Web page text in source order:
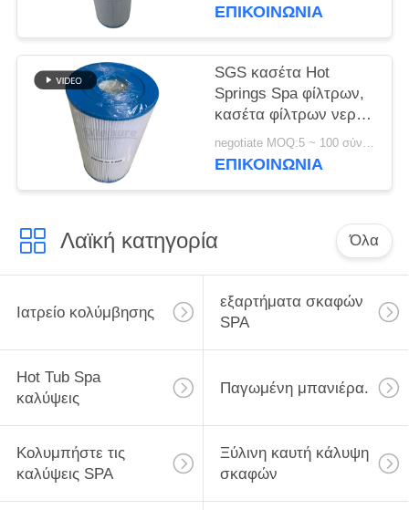
SPA
ΕΠΙΚΟΙΝΩΝΊΑ
SGS κασέτα Hot
Springs Spa φίλτρων,
κασέτα φίλτρων νερού
SPA Unicel γ-6430
negotiate MOQ:5 ~ 100 σύνολο
ΕΠΙΚΟΙΝΩΝΊΑ
Λαϊκή κατηγορία Όλα
Ιατρείο κολύμβησης
εξαρτήματα σκαφών
SPA
Hot Tub Spa
καλύψεις
Παγωμένη μπανιέρα.
Κολυμπήστε τις
καλύψεις SPA
Ξύλινη καυτή κάλυψη
σκαφών